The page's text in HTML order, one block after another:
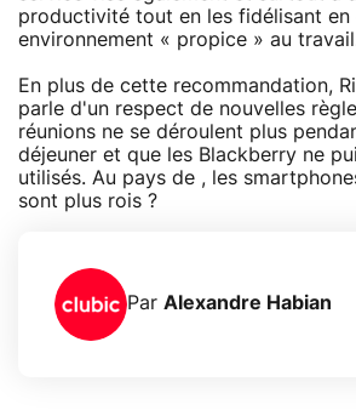
productivité tout en les fidélisant en
environnement « propice » au
En plus de cette recommandation,
parle d'un respect de nouvelles
réunions ne se déroulent plus
déjeuner et que les Blackberry ne
utilisés. Au pays de , les
sont plus rois ?
Par Alexandre Habian